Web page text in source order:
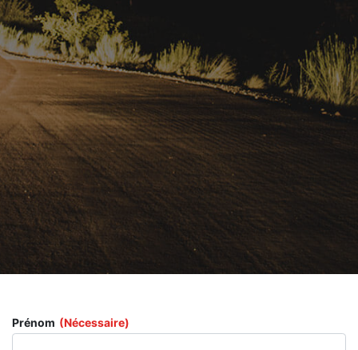
Prénom (Nécessaire)